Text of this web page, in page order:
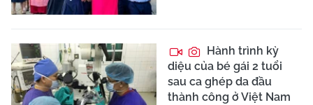
Hành trình kỳ
diệu của bé gái 2 tuổi
sau ca ghép da đầu
thành công ở Việt Nam